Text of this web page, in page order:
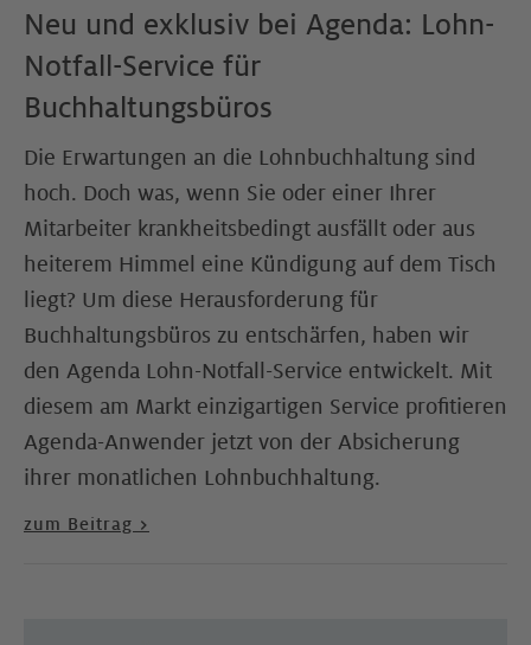
Neu und exklusiv bei Agenda: Lohn-
Notfall-Service für
Buchhaltungsbüros
Die Erwartungen an die Lohnbuchhaltung sind
hoch. Doch was, wenn Sie oder einer Ihrer
Mitarbeiter krankheitsbedingt ausfällt oder aus
heiterem Himmel eine Kündigung auf dem Tisch
liegt? Um diese Herausforderung für
Buchhaltungsbüros zu entschärfen, haben wir
den Agenda Lohn-Notfall-Service entwickelt. Mit
diesem am Markt einzigartigen Service profitieren
Agenda-Anwender jetzt von der Absicherung
ihrer monatlichen Lohnbuchhaltung.
zum Beitrag >